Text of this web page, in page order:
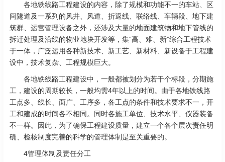
各地铁线路工程建设的内容，除了规模和功能不一的车站、区
间隧道及一系列的风井、风道、折返线、联络线、车辆段、地下建
筑群、运营管理设备之外，还涉及大量的地面建筑物和地下管线的
拆迁处理及沿线的物业地块开发等，集“高、难、新”综合工程技术
于一体，广泛运用各种新技术、新工艺、新材料、新设备于工程建
设中，技术复杂、工程规模巨大。
各地铁线路工程建设中，一般都被划分为若干个标段，分期施
工，建设的周期较长，一般均需4年以上的时间。由于各地铁线路
工点多、线长、面广、工序多，各工点的条件和技术要求不一，开
工和建成的时间各不相同。同时各施工单位、技术水平、仪器装备
不一样。因此，为了确保工程建设质量，建立一个各个层次责任明
确、检核制度完善的科学的管理体制是至关重要的。
4管理体制及责任分工